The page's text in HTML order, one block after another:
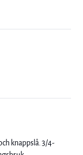
knappslå. 3/4-